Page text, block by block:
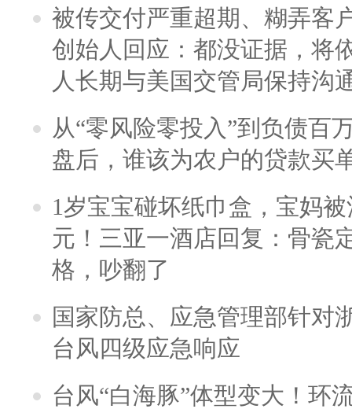
被传交付严重超期、糊弄客
创始人回应：都没证据，将
人长期与美国交管局保持沟
从“零风险零投入”到负债百
盘后，谁该为农户的贷款买
1岁宝宝碰坏纸巾盒，宝妈
元！三亚一酒店回复：骨瓷
格，吵翻了
国家防总、应急管理部针对
台风四级应急响应
台风“白海豚”体型变大！环